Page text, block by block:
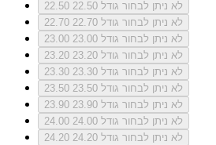
22.50
לא ניתן לבחור גודל 22.50
22.70
לא ניתן לבחור גודל 22.70
23.00
לא ניתן לבחור גודל 23.00
23.20
לא ניתן לבחור גודל 23.20
23.30
לא ניתן לבחור גודל 23.30
23.50
לא ניתן לבחור גודל 23.50
23.90
לא ניתן לבחור גודל 23.90
24.00
לא ניתן לבחור גודל 24.00
24.20
לא ניתן לבחור גודל 24.20